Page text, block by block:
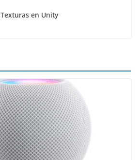
Texturas en Unity